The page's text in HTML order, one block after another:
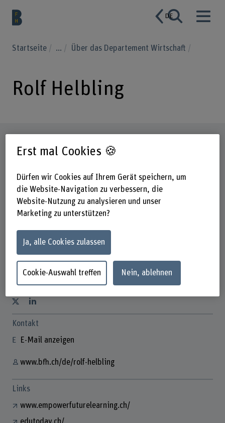
DE
Startseite ... Über das Departement Wirtschaft
Rolf Helbling
Rolf Helbling
Kontakt
E-Mail anzeigen
www.bfh.ch/de/rolf-helbling
Links
www.empowerfuturelearning.ch/
Erst mal Cookies 🍪
Dürfen wir Cookies auf Ihrem Gerät speichern, um
die Website-Navigation zu verbessern, die
Website-Nutzung zu analysieren und unser
Marketing zu unterstützen?
Ja, alle Cookies zulassen
Cookie-Auswahl treffen Nein, ablehnen